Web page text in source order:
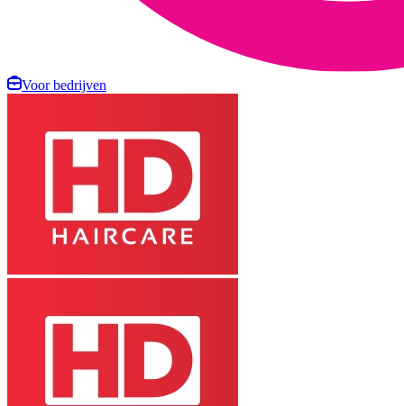
Voor bedrijven